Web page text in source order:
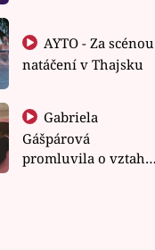
natáčení v Thajsku
Gabriela
Gášpárová
promluvila o vztahu